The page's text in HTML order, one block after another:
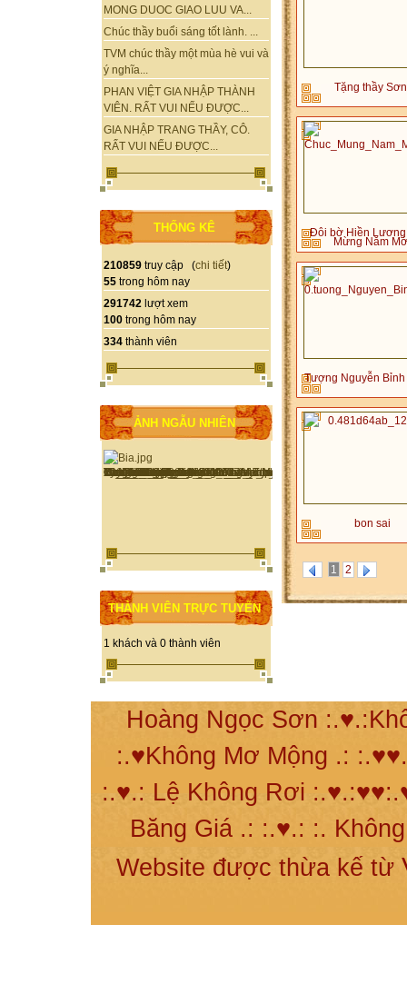
MONG DUOC GIAO LUU VA...
Chúc thầy buổi sáng tốt lành. ...
TVM chúc thầy một mùa hè vui và
ý nghĩa...
PHAN VIỆT GIA NHẬP THÀNH
VIÊN. RẤT VUI NẾU ĐƯỢC...
GIA NHẬP TRANG THẦY, CÔ.
RẤT VUI NẾU ĐƯỢC...
THỐNG KÊ
210859 truy cập (chi tiết)
55 trong hôm nay
291742 lượt xem
100 trong hôm nay
334 thành viên
ẢNH NGẪU NHIÊN
THÀNH VIÊN TRỰC TUYẾN
1 khách và 0 thành viên
Tặng thầy
Đôi bờ Hiền Lương
Mừng Năm
Tượng Nguyễn Bỉnh
bon sai
1 2
Hoàng Ngọc Sơn
:.♥Không Mơ Mộng .:
:.♥.: Lệ Không Rơi
Băng Giá .: :.♥.: :.
Website được thừa kế từ